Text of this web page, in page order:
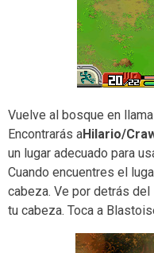
Vuelve al bosque en
Encontrarás aHilario/
un lugar adecuado para
Cuando encuentres el
cabeza. Ve por detrás
tu cabeza. Toca a